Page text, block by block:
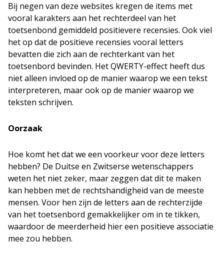
Bij negen van deze websites kregen de items met
vooral karakters aan het rechterdeel van het
toetsenbond gemiddeld positievere recensies. Ook viel
het op dat de positieve recensies vooral letters
bevatten die zich aan de rechterkant van het
toetsenbord bevinden. Het QWERTY-effect heeft dus
niet alleen invloed op de manier waarop we een tekst
interpreteren, maar ook op de manier waarop we
teksten schrijven.
Oorzaak
Hoe komt het dat we een voorkeur voor deze letters
hebben? De Duitse en Zwitserse wetenschappers
weten het niet zeker, maar zeggen dat dit te maken
kan hebben met de rechtshandigheid van de meeste
mensen. Voor hen zijn de letters aan de rechterzijde
van het toetsenbord gemakkelijker om in te tikken,
waardoor de meerderheid hier een positieve associatie
mee zou hebben.